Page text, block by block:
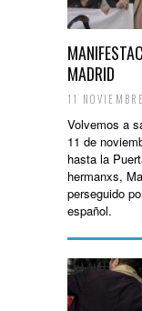
MADRID
11
Volvemos a
11 de
hasta la
hermanxs,
perseguido
español.